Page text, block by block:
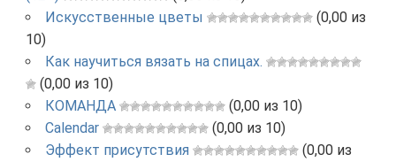
Искусственные цветы
(0,00 из
10)
Как научиться вязать на спицах.
(0,00 из 10)
КОМАНДА
(0,00 из 10)
Calendar
(0,00 из 10)
Эффект присутствия
(0,00 из